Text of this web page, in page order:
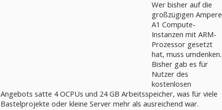
Wer bisher auf die
großzügigen Ampere
A1 Compute-
Instanzen mit ARM-
Prozessor gesetzt
hat, muss umdenken.
Bisher gab es für
Nutzer des
kostenlosen
Angebots satte 4 OCPUs und 24 GB Arbeitsspeicher, was für viele
Bastelprojekte oder kleine Server mehr als ausreichend war.